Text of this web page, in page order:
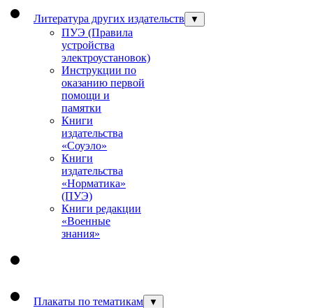
Литература других издательств ▼
ПУЭ (Правила
устройства
электроустановок)
Инструкции по
оказанию первой
помощи и
памятки
Книги
издательства
«Соуэло»
Книги
издательства
«Норматика»
(ПУЭ)
Книги редакции
«Военные
знания»
Плакаты по тематикам ▼